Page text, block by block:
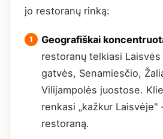
jo restoranų rinką:
Geografiškai
restoranų telkiasi
gatvės, Senamiesčio,
Vilijampolės juostose.
renkasi „kažkur
restoraną.